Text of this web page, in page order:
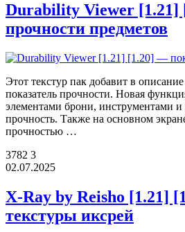
Durability Viewer [1.21]
прочности предметов
Этот текстур пак добавит в
показатель прочности. Новая
элементами брони, инструментами
прочность. Также на основном
прочностью …
3782 3
02.07.2025
X-Ray by Reisho [1.21]
текстуры иксрей